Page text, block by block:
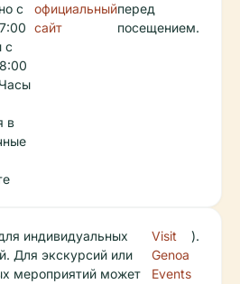
с
с
в
официальный
сайт
перед
посещением.
индивидуальных
Для экскурсий или
мероприятий может
Visit
Genoa
Events
).